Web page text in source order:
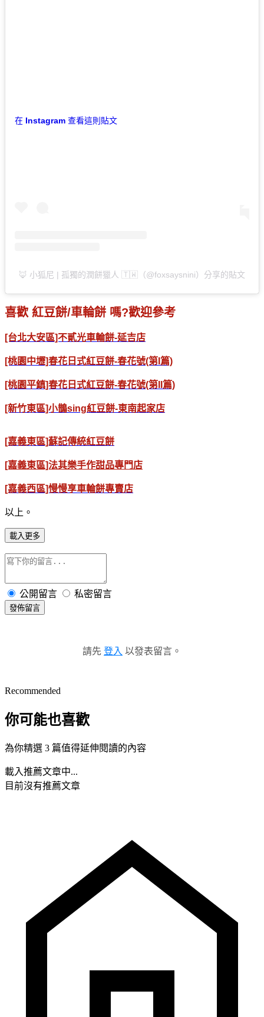
在 Instagram 查看這則貼文
🦊 小狐尼 | 孤獨的潤餅獵人 🇹🇼（@foxsaysnini）分享的貼文
喜歡 紅豆餅/車輪餅 嗎?歡迎參考
[台北大安區]不貳光車輪餅-延吉店
[桃園中壢]春花日式紅豆餅-春花號(第I篇)
[桃園平鎮]春花日式紅豆餅-春花號(第II篇)
[新竹東區]小鵲sing紅豆餅-東南起家店
[嘉義東區]蘇記傳統紅豆餅
[嘉義東區]法其樂手作甜品專門店
[嘉義西區]慢慢享車輪餅專賣店
以上。
載入更多
公開留言 私密留言
發佈留言
請先 登入 以發表留言。
Recommended
你可能也喜歡
為你精選 3 篇值得延伸閱讀的內容
載入推薦文章中...
目前沒有推薦文章